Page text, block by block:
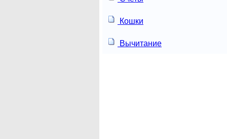
Кошки
Вычитание